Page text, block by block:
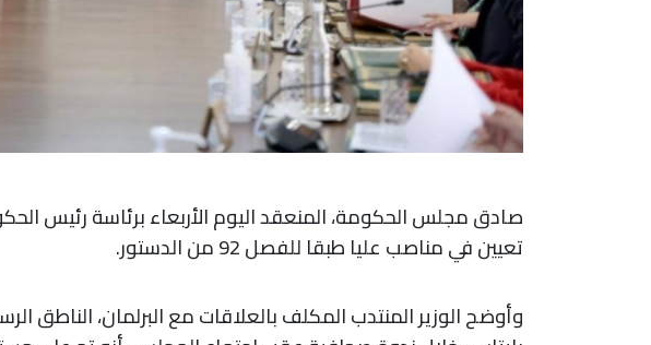
صادق مجلس الحكومة، المنعقد اليوم الأربعاء برئاسة رئيس
تعيين في مناصب عليا طبقا للفصل 92 من الدستور.
وأوضح الوزير المنتدب المكلف بالعلاقات مع البرلمان،